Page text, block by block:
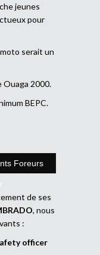
jeunes
pour
serait un
Ouaga 2000.
BEPC.
Foreurs
de ses
, nous
:
officer